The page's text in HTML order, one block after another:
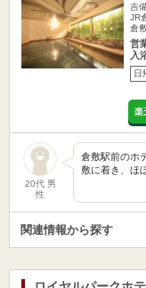
吉
JR
倉
営
入
日
楽
20代 男
性
倉敷駅前のホ
敷に着き、ほ
関連情報から探す